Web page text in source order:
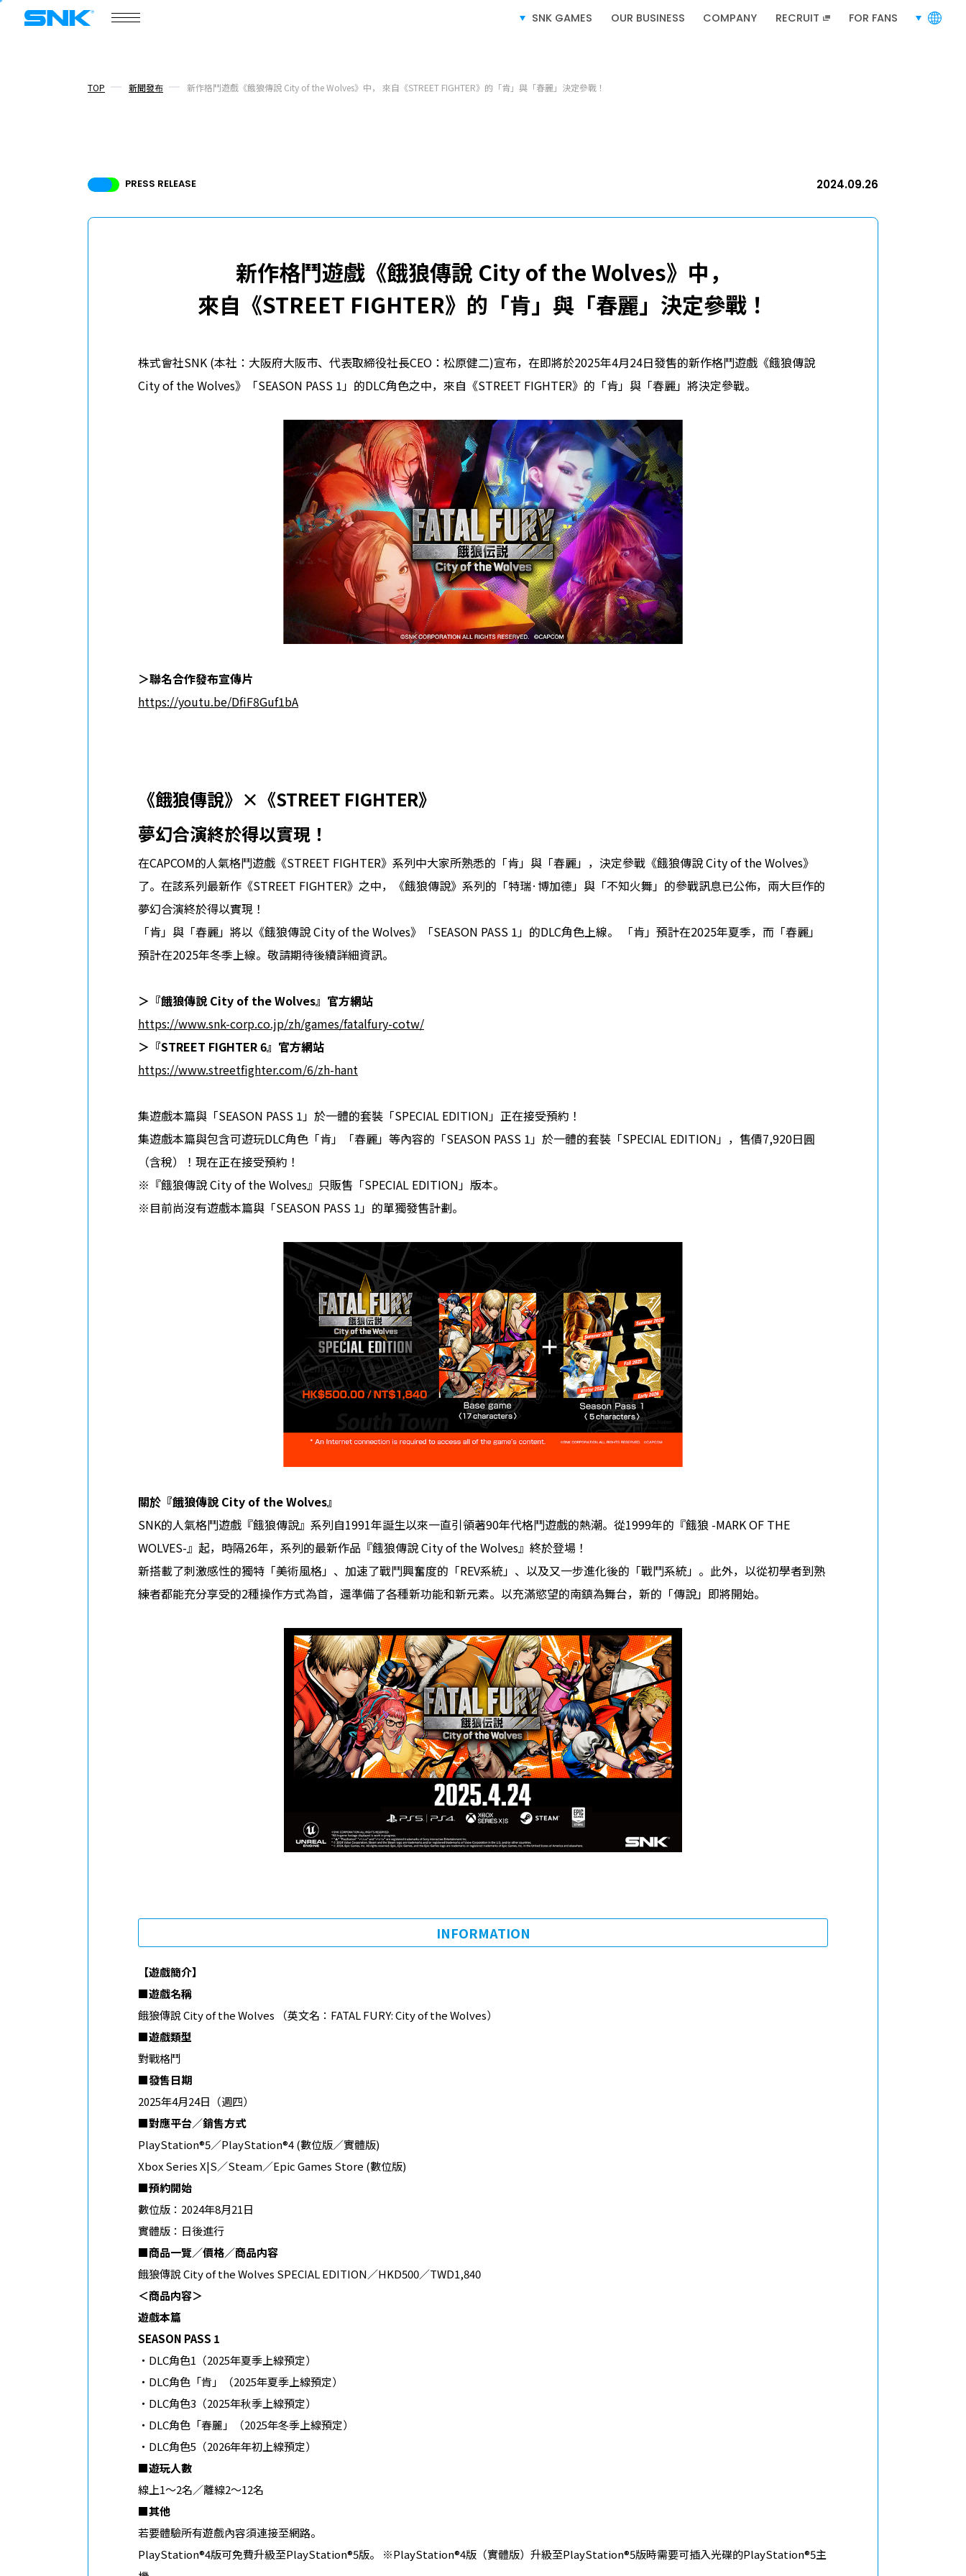
SNK GAMES OUR BUSINESS COMPANY RECRUIT FOR FANS languages
COMPANY
新聞發布
RECRUIT 招募資訊
網站信息 網站地圖
TOP 新聞發布 新作格鬥遊戲《餓狼傳說 City of the Wolves》中， 來自《STREET FIGHTER》的「肯」與「春麗」決定參戰！
PRESS RELEASE 2024.09.26
新作格鬥遊戲《餓狼傳說 City of the Wolves》中，
來自《STREET FIGHTER》的「肯」與「春麗」決定參戰！
株式會社SNK (本社：大阪府大阪市、代表取締役社長CEO：松原健二)宣布，在即將於2025年4月24日發售的新作格鬥遊戲《餓狼傳說
City of the Wolves》「SEASON PASS 1」的DLC角色之中，來自《STREET FIGHTER》的「肯」與「春麗」將決定參戰。
＞聯名合作發布宣傳片
https://youtu.be/DfiF8Guf1bA
《餓狼傳說》 × 《STREET FIGHTER》
夢幻合演終於得以實現！
在CAPCOM的人氣格鬥遊戲《STREET FIGHTER》系列中大家所熟悉的「肯」與「春麗」，決定參戰《餓狼傳說 City of the Wolves》
了。在該系列最新作《STREET FIGHTER》之中，《餓狼傳說》系列的「特瑞·博加德」與「不知火舞」的參戰訊息已公佈，兩大巨作的
夢幻合演終於得以實現！
「肯」與「春麗」將以《餓狼傳說 City of the Wolves》「SEASON PASS 1」的DLC角色上線。 「肯」預計在2025年夏季，而「春麗」
預計在2025年冬季上線。敬請期待後續詳細資訊。
＞『餓狼傳說 City of the Wolves』 官方網站
https://www.snk-corp.co.jp/zh/games/fatalfury-cotw/
＞『STREET FIGHTER 6』 官方網站
https://www.streetfighter.com/6/zh-hant
集遊戲本篇與「SEASON PASS 1」於一體的套裝「SPECIAL EDITION」正在接受預約！
集遊戲本篇與包含可遊玩DLC角色「肯」「春麗」等內容的「SEASON PASS 1」於一體的套裝「SPECIAL EDITION」，售價7,920日圓
（含稅）！現在正在接受預約！
※『餓狼傳說 City of the Wolves』只販售「SPECIAL EDITION」版本。
※目前尚沒有遊戲本篇與「SEASON PASS 1」的單獨發售計劃。
關於『餓狼傳說 City of the Wolves』
SNK的人氣格鬥遊戲『餓狼傳說』系列自1991年誕生以來一直引領著90年代格鬥遊戲的熱潮。從1999年的『餓狼 -MARK OF THE
WOLVES-』起，時隔26年，系列的最新作品『餓狼傳說 City of the Wolves』終於登場！
新搭載了刺激感性的獨特「美術風格」、加速了戰鬥興奮度的「REV系統」、以及又一步進化後的「戰鬥系統」。此外，以從初學者到熟
練者都能充分享受的2種操作方式為首，還準備了各種新功能和新元素。以充滿慾望的南鎮為舞台，新的「傳說」即將開始。
INFORMATION
【遊戲簡介】
■遊戲名稱
餓狼傳說 City of the Wolves （英文名：FATAL FURY: City of the Wolves）
■遊戲類型
對戰格鬥
■發售日期
2025年4月24日（週四）
■對應平台／銷售方式
PlayStation®5／PlayStation®4 (數位版／實體版)
Xbox Series X|S／Steam／Epic Games Store (數位版)
■預約開始
數位版：2024年8月21日
實體版：日後進行
■商品一覽／價格／商品内容
餓狼傳說 City of the Wolves SPECIAL EDITION／HKD500／TWD1,840
＜商品内容＞
遊戲本篇
SEASON PASS 1
・DLC角色1（2025年夏季上線預定）
・DLC角色「肯」（2025年夏季上線預定）
・DLC角色3（2025年秋季上線預定）
・DLC角色「春麗」（2025年冬季上線預定）
・DLC角色5（2026年年初上線預定）
■遊玩人數
線上1～2名／離線2～12名
■其他
若要體驗所有遊戲內容須連接至網路。
PlayStation®4版可免費升級至PlayStation®5版。 ※PlayStation®4版（實體版）升級至PlayStation®5版時需要可插入光碟的PlayStation®5主